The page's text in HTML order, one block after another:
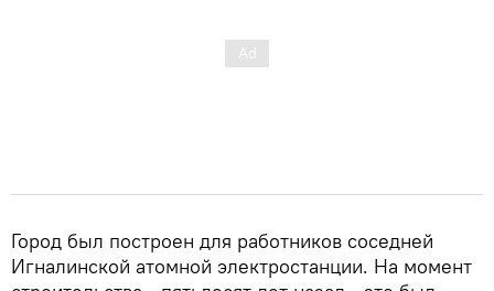
Город был построен для работников соседней
Игналинской атомной электростанции. На момент